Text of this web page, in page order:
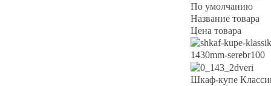
По умолчанию
Название товара
Цена товара
Шкаф-купе